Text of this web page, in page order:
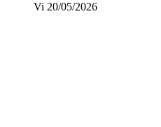
Vi 20/05/2026